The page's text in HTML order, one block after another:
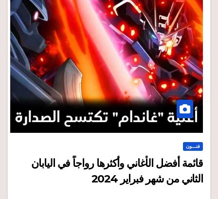
فنـــون
قائمة أفضل الأغاني وأكثرها رواجاً في اليابان
الثاني من شهر فبراير 2024